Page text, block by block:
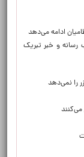
ادامه می‌دهد
رسانه و خبر تبریک
را نمی‌دهد
می‌کنند